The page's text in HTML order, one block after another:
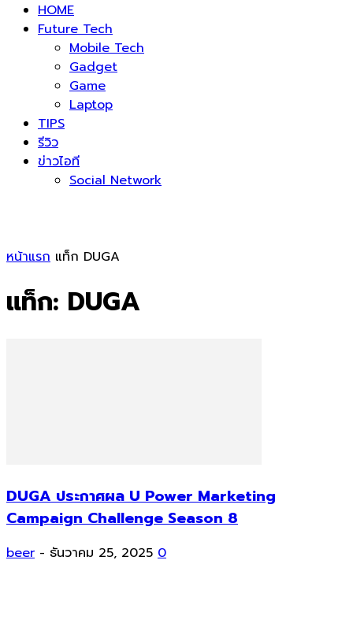
HOME
Future Tech
Mobile Tech
Gadget
Game
Laptop
TIPS
รีวิว
ข่าวไอที
Social Network
หน้าแรก แท็ก DUGA
แท็ก: DUGA
DUGA ประกาศผล U Power Marketing
Campaign Challenge Season 8
beer - ธันวาคม 25, 2025 0